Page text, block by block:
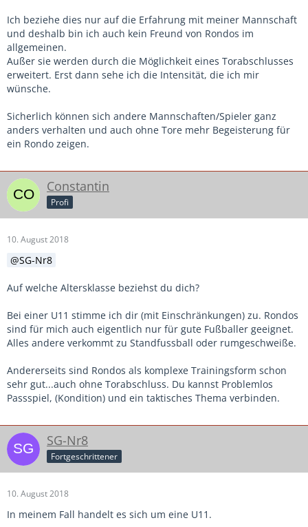
Ich beziehe dies nur auf die Erfahrung mit meiner Mannschaft
und deshalb bin ich auch kein Freund von Rondos im
allgemeinen.
Außer sie werden durch die Möglichkeit eines Torabschlusses
erweitert. Erst dann sehe ich die Intensität, die ich mir
wünsche.
Sicherlich können sich andere Mannschaften/Spieler ganz
anders verhalten und auch ohne Tore mehr Begeisterung für
ein Rondo zeigen.
Constantin
Profi
10. August 2018
SG-Nr8
Auf welche Altersklasse beziehst du dich?
Bei einer U11 stimme ich dir (mit Einschränkungen) zu. Rondos
sind für mich auch eigentlich nur für gute Fußballer geeignet.
Alles andere verkommt zu Standfussball oder rumgeschweiße.
Andererseits sind Rondos als komplexe Trainingsform schon
sehr gut...auch ohne Torabschluss. Du kannst Problemlos
Passspiel, (Kondition) und ein taktisches Thema verbinden.
SG-Nr8
Fortgeschrittener
10. August 2018
In meinem Fall handelt es sich um eine U11.